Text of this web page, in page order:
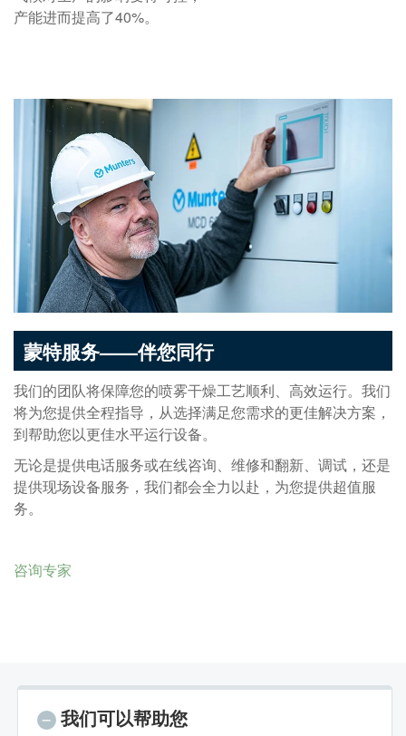
产能进而提高了40%。
蒙特服务——伴您同行
我们的团队将保障您的喷雾干燥工艺顺利、高效运行。我们
将为您提供全程指导，从选择满足您需求的更佳解决方案，
到帮助您以更佳水平运行设备。
无论是提供电话服务或在线咨询、维修和翻新、调试，还是
提供现场设备服务，我们都会全力以赴，为您提供超值服
务。
咨询专家
我们可以帮助您